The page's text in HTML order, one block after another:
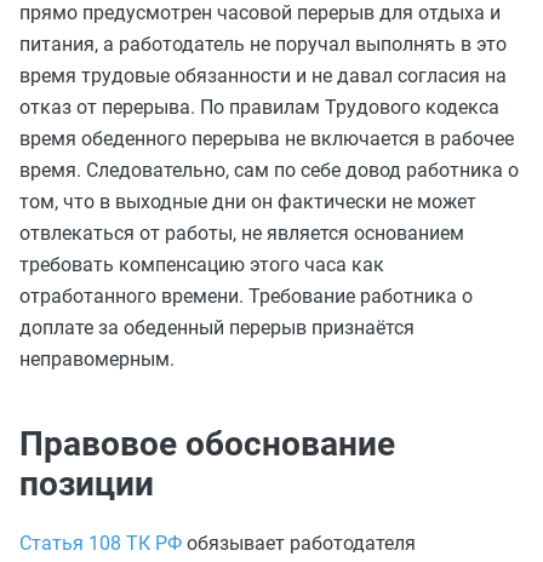
прямо предусмотрен часовой перерыв для отдыха и
питания, а работодатель не поручал выполнять в это
время трудовые обязанности и не давал согласия на
отказ от перерыва. По правилам Трудового кодекса
время обеденного перерыва не включается в рабочее
время. Следовательно, сам по себе довод работника о
том, что в выходные дни он фактически не может
отвлекаться от работы, не является основанием
требовать компенсацию этого часа как
отработанного времени. Требование работника о
доплате за обеденный перерыв признаётся
неправомерным.
Правовое обоснование
позиции
Статья 108 ТК РФ обязывает работодателя